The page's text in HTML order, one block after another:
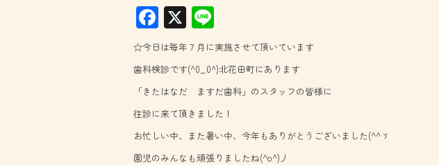
F
ac
e
b
o
ok
X
ne
☆今日は毎年７月に実施させて頂いています
歯科検診です(^0_0^)北花田町にあります
「きたはなだ ますだ歯科」のスタッフの皆様に
往診に来て頂きました！
お忙しい中、また暑い中、今年もありがとうございました(^^ゞ
園児のみんなも頑張りましたね(^o^)丿